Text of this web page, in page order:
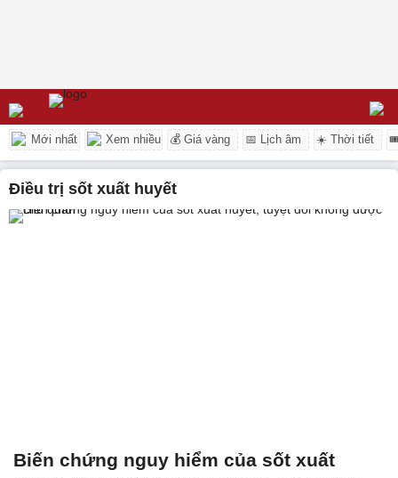
Mới nhất Xem nhiều 💰 Giá vàng 📅 Lịch âm ☀️ Thời tiết
điều trị sốt xuất huyết
Biến chứng nguy hiểm của sốt xuất